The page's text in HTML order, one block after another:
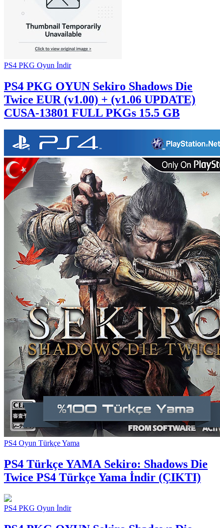
PS4 PKG Oyun İndir
PS4 PKG OYUN Sekiro Shadows Die
Twice EUR (v1.00) + (v1.06 UPDATE)
CUSA-13801 FULL PKGs 15.5 GB
PS4 Oyun Türkçe Yama
PS4 Türkçe YAMA Sekiro: Shadows Die
Twice PS4 Türkçe Yama İndir (ÇIKTI)
PS4 PKG Oyun İndir